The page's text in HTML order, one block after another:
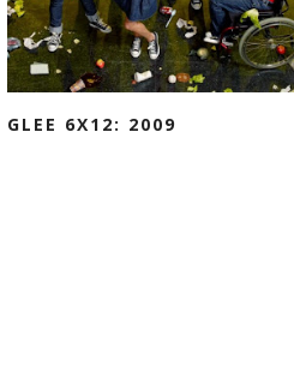
GLEE 6X12: 2009